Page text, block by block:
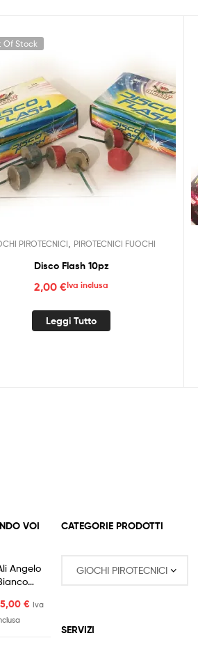
Of Stock
PIROTECNICI PIROTECNICI FUOCHI
Disco Flash 10pz
2,00€Iva inclusa
Leggi Tutto
VOI
Angelo
€
Iva
CATEGORIE PRODOTTI
SERVIZI